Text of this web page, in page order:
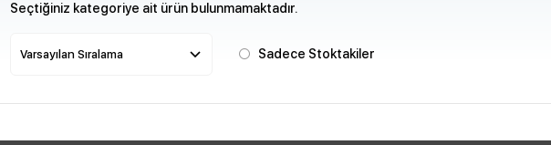
Seçtiğiniz kategoriye ait ürün bulunmamaktadır.
Sadece Stoktakiler